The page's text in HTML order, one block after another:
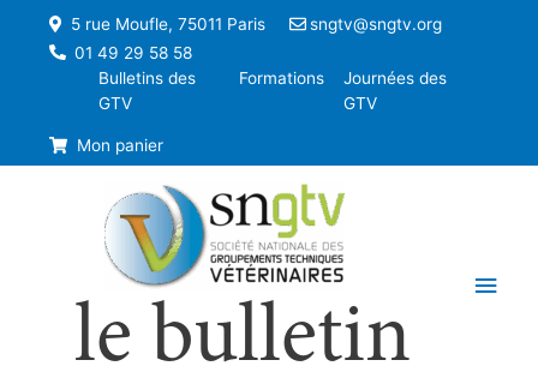
5 rue Moufle, 75011 Paris
sngtv@sngtv.org
01 49 29 58 58
Bulletins des
GTV
Formations
Journées des
GTV
Mon panier
le bulletin